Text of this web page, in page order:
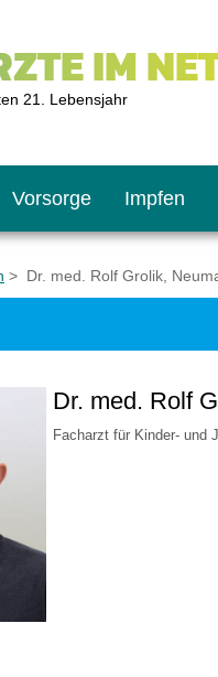
IM
21. Lebensjahr
Vorsorge Impfen
Bildschirmmediengebrauch
> Dr. med. Rolf Grolik,
Dr. med. Rolf
Facharzt für Kinder- und